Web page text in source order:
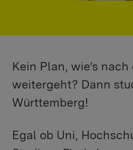
Kein Plan, wie’s
weitergeht? Dann
Württemberg!
Egal ob Uni,